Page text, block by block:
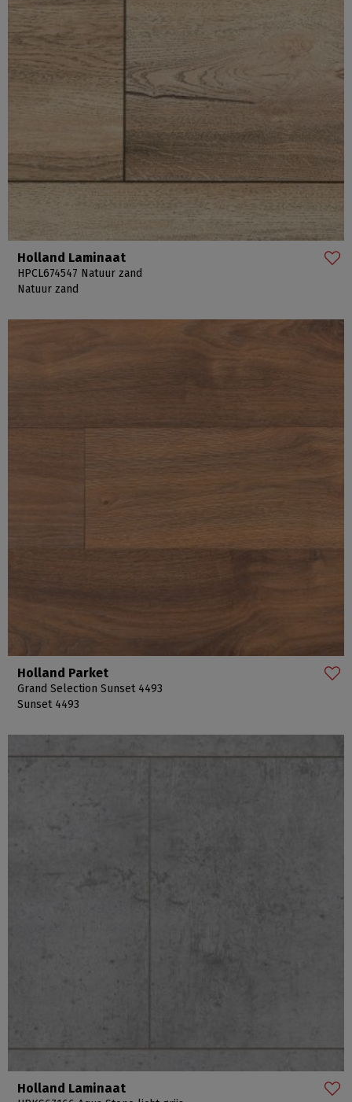
Holland Laminaat
HPCL674547 Natuur zand
Natuur zand
Holland Parket
Grand Selection Sunset 4493
Sunset 4493
Holland Laminaat